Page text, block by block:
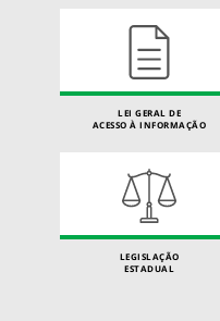
LEI GERAL DE
ACESSO À INFORMAÇÃO
LEGISLAÇÃO
ESTADUAL